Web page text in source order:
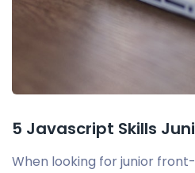
5 Javascript Skills
When looking for junior